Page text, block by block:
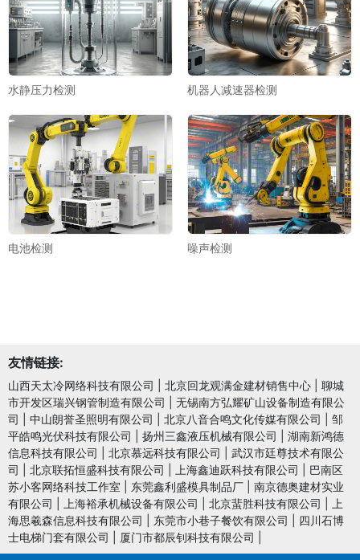
水静压力检测 机器人减速器检测
电池检测 噪声检测
友情链接:
山西天太冷网络科技有限公司 北京回龙观满金建材销售中心
聊城
市开发区瑞兴钢管制造有限公司
无锡南方弘耀矿山设备制造有限公
司
中山朗誉圣照明有限公司 北京八音合鸣文化传媒有限公司
邹
平皓鸣光伏科技有限公司
扬州三鑫液压机械有限公司
湖南新鸿德
信息科技有限公司
北京慕远科技有限公司
武汉市廷尊技术有限公
司
北京联拓恒盛科技有限公司 上海鑫迪跃科技有限公司
巴南区
苏小客网络科技工作室
东莞鑫利盛模具制品厂
南京德奥建材实业
有限公司
上海裕承机械设备有限公司 北京蜚胜科技有限公司
上
海思羲森信息科技有限公司
东莞市小巷子餐饮有限公司
四川石博
士电梯门套有限公司
厦门市都辰钊科技有限公司